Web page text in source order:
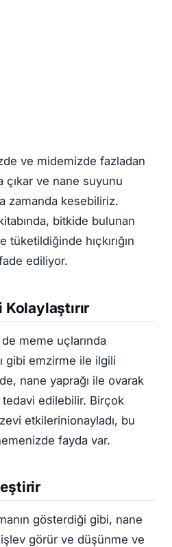
ve midemizde fazladan
çıkar ve nane suyunu
zamanda kesebiliriz.
bitkide bulunan
hıçkırığın
ediliyor.
meme uçlarında
gibi emzirme ile ilgili
nane yaprağı ile ovarak
edilebilir. Birçok
etkilerinionayladı, bu
fayda var.
gösterdiği gibi, nane
görür ve düşünme ve